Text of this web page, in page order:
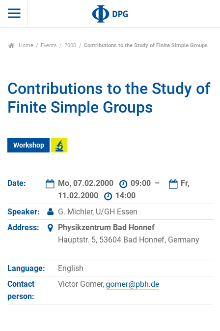
Home Events 2000 Contributions to the Study of Finite Simple Groups
Contributions to the Study of
Finite Simple Groups
Workshop
Date: Mo, 07.02.2000 09:00 –
Fr,
11.02.2000
14:00
Speaker:
G. Michler, U/GH Essen
Address:
Physikzentrum Bad Honnef
Hauptstr. 5, 53604 Bad Honnef, Germany
Language:
English
Contact
person:
Victor Gomer,